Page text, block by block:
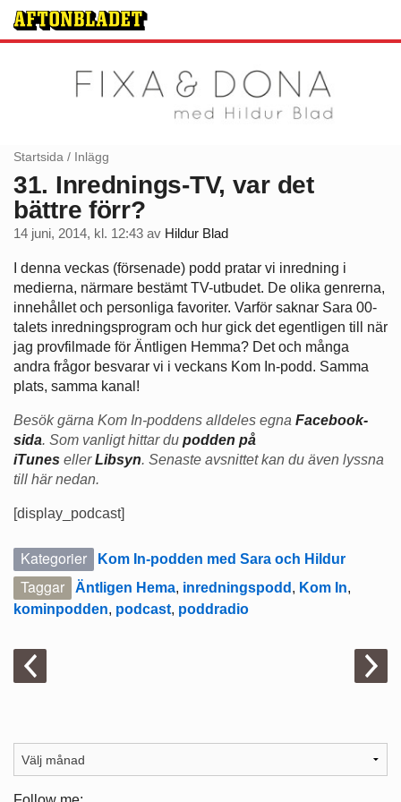
Startsida / Inlägg
31. Inrednings-TV, var det
bättre förr?
14 juni, 2014, kl. 12:43 av Hildur Blad
I denna veckas (försenade) podd pratar vi inredning i
medierna, närmare bestämt TV-utbudet. De olika genrerna,
innehållet och personliga favoriter. Varför saknar Sara 00-
talets inredningsprogram och hur gick det egentligen till när
jag provfilmade för Äntligen Hemma? Det och många
andra frågor besvarar vi i veckans Kom In-podd. Samma
plats, samma kanal!
Besök gärna Kom In-poddens alldeles egna Facebook-
sida. Som vanligt hittar du podden på
iTunes ellerLibsyn. Senaste avsnittet kan du även lyssna
till här nedan.
[display_podcast]
Kategorier Kom In-podden med Sara och Hildur
Taggar Äntligen Hema, inredningspodd , Kom In,
kominpodden, podcast, poddradio